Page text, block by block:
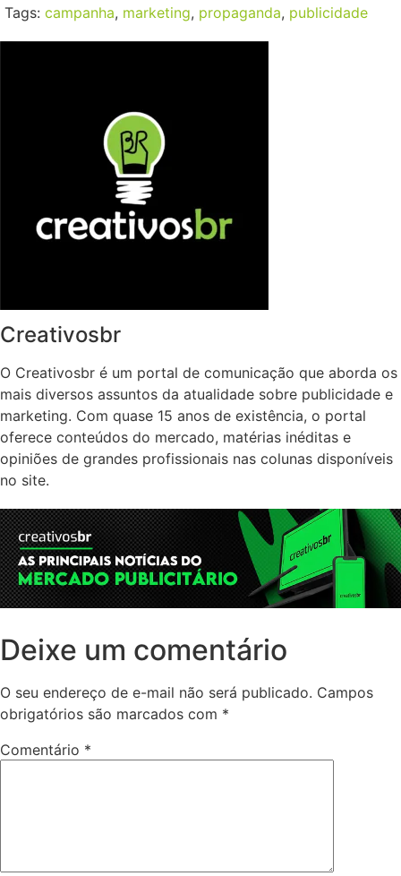
Tags: campanha, marketing, propaganda, publicidade
Creativosbr
O Creativosbr é um portal de comunicação que aborda os
mais diversos assuntos da atualidade sobre publicidade e
marketing. Com quase 15 anos de existência, o portal
oferece conteúdos do mercado, matérias inéditas e
opiniões de grandes profissionais nas colunas disponíveis
no site.
Deixe um comentário
O seu endereço de e-mail não será publicado. Campos
obrigatórios são marcados com *
Comentário *